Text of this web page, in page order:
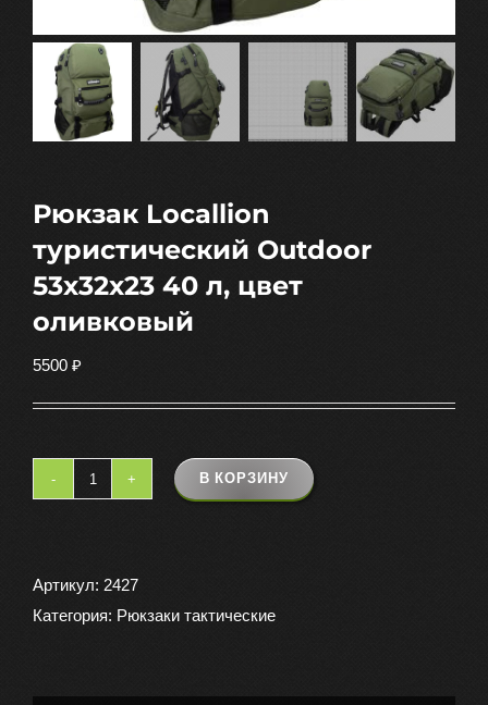
Рюкзак Locallion
туристический Outdoor
53х32х23 40 л, цвет
оливковый
5500 ₽
Количество
Locallion
туристический
В КОРЗИНУ
Артикул: 2427
Категория: Рюкзаки тактические